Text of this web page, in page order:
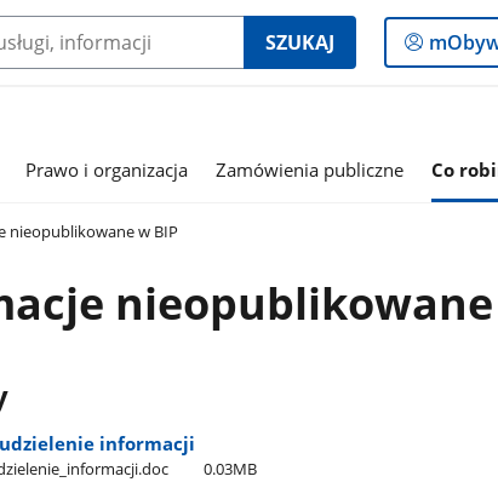
SZUKAJ
do
Prawo i organizacja Zamówienia publiczne Co
nieopublikowane w BIP
nieopublikowane
informacji
0.03MB